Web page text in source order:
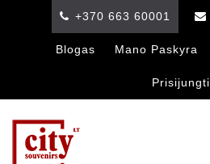
+370 663 60001
Blogas Mano Paskyra
Prisijungti